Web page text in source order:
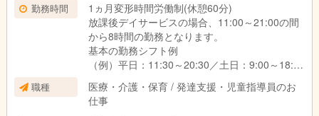
勤務時間
1ヵ月変形時間労働制(休憩60分)
放課後デイサービスの場合、11:00～21:00の間
から8時間の勤務となります。
基本の勤務シフト例
（例）平日：11:30～20:30／土日：9:00～18:00
※働き方や対象のお子さま、教室によって異なり
ます。
職種
医療・介護・保育 / 発達支援・児童指導員のお
仕事